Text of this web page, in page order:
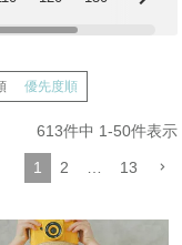
優先度順
613件中 1-50件表示
1 2 13